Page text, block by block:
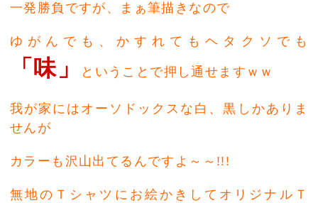
一発勝負ですが、まぁ筆描きなので
ゆがんでも、かすれてもヘタクソでも
「味」 ということで押し通せますｗｗ
我が家にはオーソドックスな白、黒しかありま
せんが
カラーも沢山出てるんですよ～～!!!
無地のＴシャツにお絵かきしてオリジナルＴ